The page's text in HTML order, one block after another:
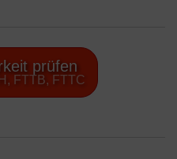
prüfen
FTTB, FTTC